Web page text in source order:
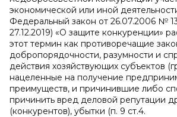
экономической или иной
Федеральный закон от 26.07.2006 №
27.12.2019) «О защите конкуренции»
этот термин как противоречащие
добропорядочности, разумности и
действия хозяйствующих субъектов
нацеленные на получение
преимуществ, и причинившие либо
причинить вред деловой репутации
(конкурентов), убытки (п. 9 ст.4.